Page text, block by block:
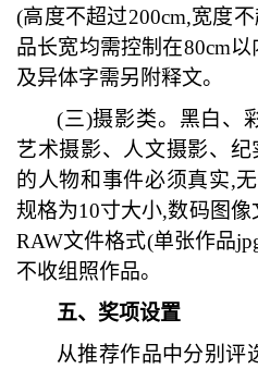
(高度不超过200cm,宽度
品长宽均需控制在80cm
及异体字需另附释文。
(三)摄影类。黑白、
艺术摄影、人文摄影、
的人物和事件必须真实,
规格为10寸大小,数码图像
RAW文件格式(单张作品
不收组照作品。
五、奖项设置
从推荐作品中分别评